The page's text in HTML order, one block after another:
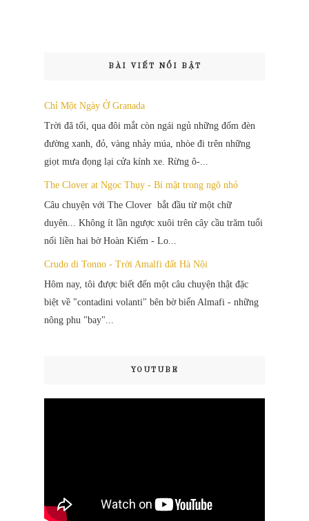
BÀI VIẾT NỔI BẬT
Chỉ Một Ngày Ở Granada
Trời đã tối, qua đôi mắt còn ngái ngủ những đốm đèn
đường xanh, đỏ, vàng nhảy múa, nhòe đi trên những
giọt mưa đọng lại cửa kính xe. Rừng ô-...
The Clover at Ngọc Thụy - Bí mật trong ngõ nhỏ
Câu chuyện với The Clover bắt đầu từ một chữ
duyên... Không ít lần ngược xuôi trên cây cầu trăm tuổi
nối liền hai bờ Hoàn Kiếm - Lo...
Crudo di Tonno - Trời Amalfi đất Hà Nội
Hôm nay, tôi được biết đến một câu chuyện thật đặc
biệt về "contadini volanti" bên bờ biển Almafi - những
nông phu "bay"...
YOUTUBE